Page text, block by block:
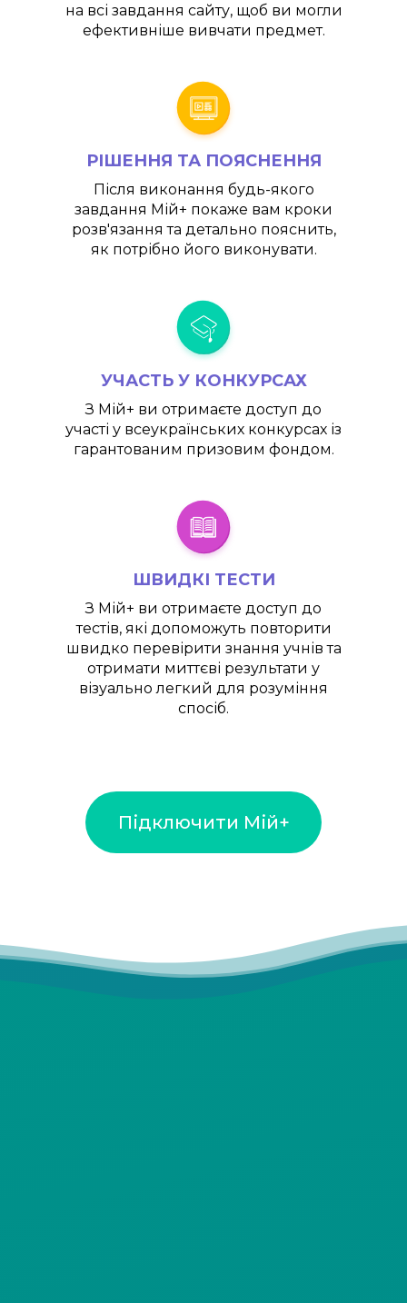
на всі завдання сайту, щоб ви могли
ефективніше вивчати предмет.
РІШЕННЯ ТА ПОЯСНЕННЯ
Після виконання будь-якого
завдання Мій+ покаже вам кроки
розв'язання та детально пояснить,
як потрібно його виконувати.
УЧАСТЬ У КОНКУРСАХ
З Мій+ ви отримаєте доступ до
участі у всеукраїнських конкурсах із
гарантованим призовим фондом.
ШВИДКІ ТЕСТИ
З Мій+ ви отримаєте доступ до
тестів, які допоможуть повторити
швидко перевірити знання учнів та
отримати миттєві результати у
візуально легкий для розуміння
спосіб.
Підключити Мій+